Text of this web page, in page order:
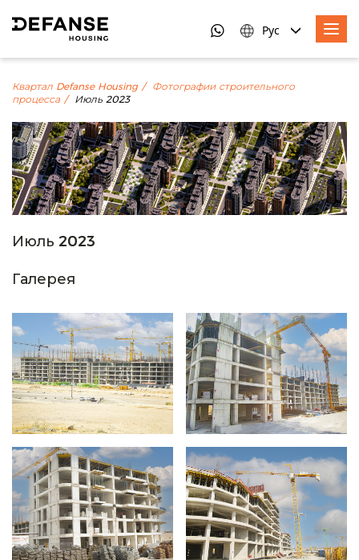
Рус
Квартал Defanse Housing
Фотографии строительного
процесса
Июль 2023
Июль 2023
Галерея